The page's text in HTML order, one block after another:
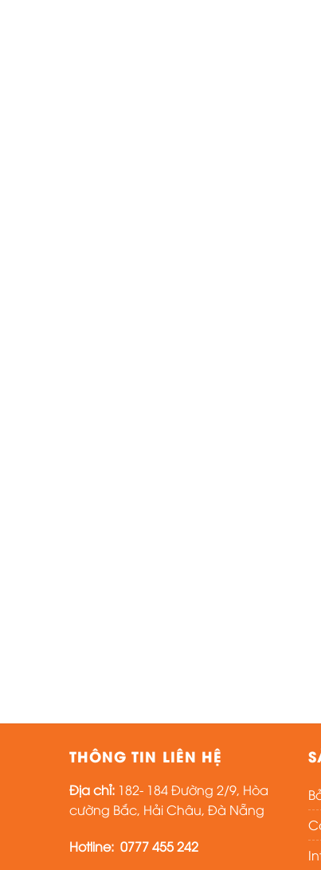
THÔNG TIN LIÊN HỆ
Địa chỉ: 182- 184 Đường 2/9, Hòa
cường Bắc, Hải Châu, Đà Nẵng
Hotline: 0777 455 242